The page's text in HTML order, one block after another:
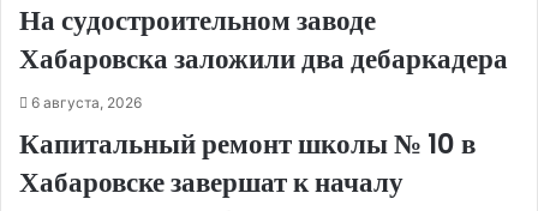
На судостроительном заводе
Хабаровска заложили два дебаркадера
6 августа, 2026
Капитальный ремонт школы № 10 в
Хабаровске завершат к началу